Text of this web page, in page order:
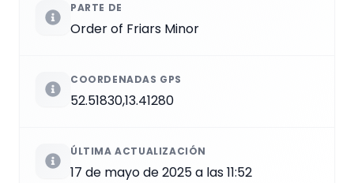
PARTE DE
Order of Friars Minor
COORDENADAS GPS
52.51830,13.41280
ÚLTIMA ACTUALIZACIÓN
17 de mayo de 2025 a las 11:52